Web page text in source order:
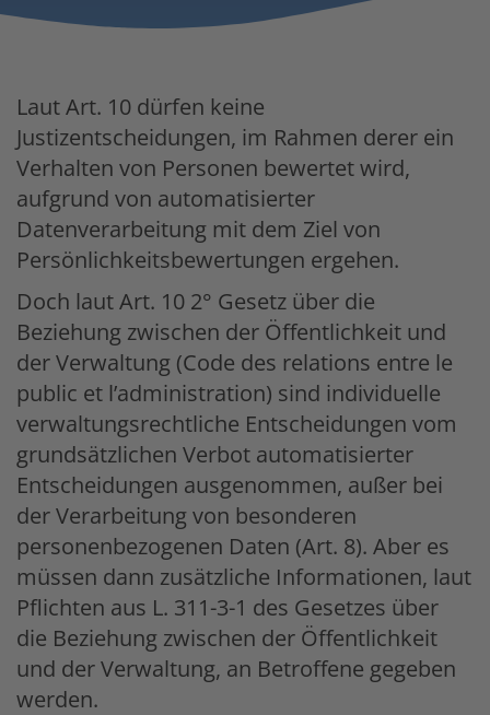
Laut Art. 10 dürfen keine
Justizentscheidungen, im Rahmen derer ein
Verhalten von Personen bewertet wird,
aufgrund von automatisierter
Datenverarbeitung mit dem Ziel von
Persönlichkeitsbewertungen ergehen.
Doch laut Art. 10 2° Gesetz über die
Beziehung zwischen der Öffentlichkeit und
der Verwaltung (Code des relations entre le
public et l’administration) sind individuelle
verwaltungsrechtliche Entscheidungen vom
grundsätzlichen Verbot automatisierter
Entscheidungen ausgenommen, außer bei
der Verarbeitung von besonderen
personenbezogenen Daten (Art. 8). Aber es
müssen dann zusätzliche Informationen, laut
Pflichten aus L. 311-3-1 des Gesetzes über
die Beziehung zwischen der Öffentlichkeit
und der Verwaltung, an Betroffene gegeben
werden.